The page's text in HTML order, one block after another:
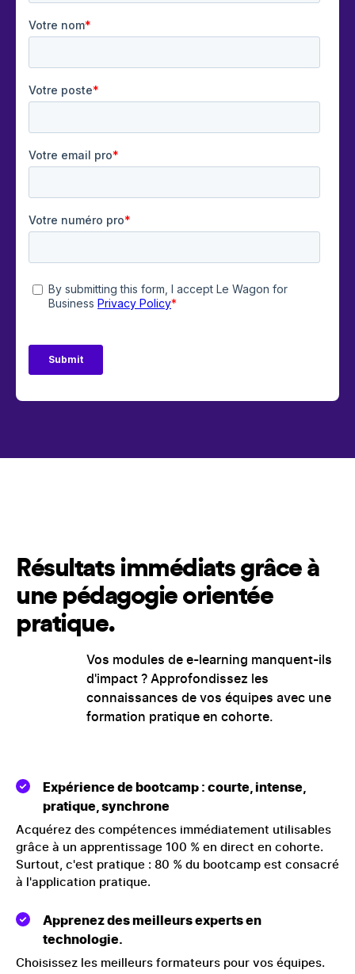
Résultats immédiats grâce à
une pédagogie orientée
pratique.
Vos modules de e-learning manquent-ils
d'impact ? Approfondissez les
connaissances de vos équipes avec une
formation pratique en cohorte.
Expérience de bootcamp : courte, intense,
pratique, synchrone
Acquérez des compétences immédiatement utilisables
grâce à un apprentissage 100 % en direct en cohorte.
Surtout, c'est pratique : 80 % du bootcamp est consacré
à l'application pratique.
Apprenez des meilleurs experts en
technologie.
Choisissez les meilleurs formateurs pour vos équipes.